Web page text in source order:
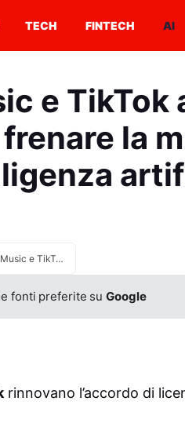
TECH FINTECH AI
e TikTok
la
Universal Music e TikTok alleati per regolamentare e frenare la musica creata con l’intelligenza artificiale
fonti preferite suGoogle
rinnovano l’accordo di